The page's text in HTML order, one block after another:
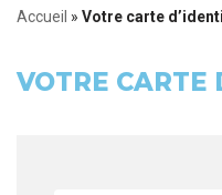
Accueil » Votre carte
VOTRE CARTE